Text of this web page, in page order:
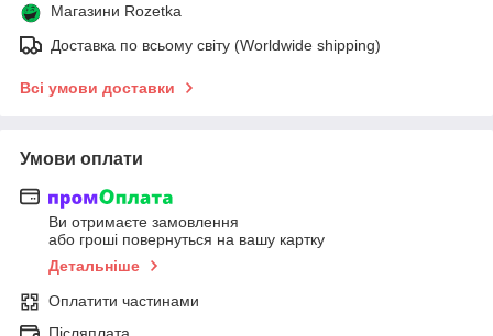
Магазини Rozetka
Доставка по всьому світу (Worldwide shipping)
Всі умови доставки
Умови оплати
Ви отримаєте замовлення
або гроші повернуться на вашу картку
Детальніше
Оплатити частинами